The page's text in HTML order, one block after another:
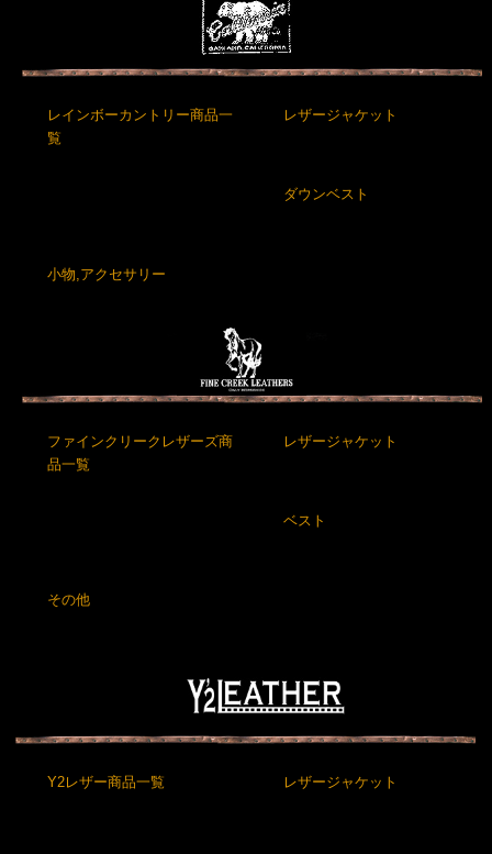
レインボーカントリー商品一
覧
レザージャケット
ダウンベスト
小物,アクセサリー
ファインクリークレザーズ商
品一覧
レザージャケット
ベスト
その他
Y2レザー商品一覧 レザージャケット